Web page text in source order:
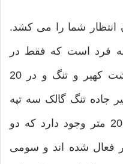
انتظار شما را می کشد.
فرد است که فقط در
چابهار می توانید ببینید. بین دشت کهیر و تنگ و در 20
جاده تنگ گالک سه تپه
کوچک گل‌فشان به ارتفاع 10-20 متر وجود دارد که دو
فعال شده اند و سومی